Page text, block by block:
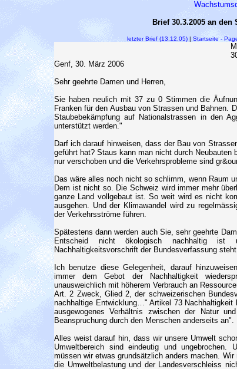
Brief 30.3.2005 an den
letzter Brief (13.12.05)| Startseite -
Genf, 30. März 2006
Sehr geehrte Damen und Herren,
Sie haben neulich mit 37 zu 0 Stimmen die
Franken für den Ausbau von Strassen und Bahnen.
Staubebekämpfung auf Nationalstrassen in den
unterstützt werden."
Darf ich darauf hinweisen, dass der Bau von
geführt hat? Staus kann man nicht durch
nur verschoben und die Verkehrsprobleme sind
Das wäre alles noch nicht so schlimm, wenn Raum
Dem ist nicht so. Die Schweiz wird immer mehr
ganze Land vollgebaut ist. So weit wird es nicht
ausgehen. Und der Klimawandel wird zu
der Verkehrsströme führen.
Spätestens dann werden auch Sie, sehr geehrte
Entscheid nicht ökologisch nachhaltig
Nachhaltigkeitsvorschrift der Bundesverfassung
Ich benutze diese Gelegenheit, darauf
immer dem Gebot der Nachhaltigkeit
unausweichlich mit höherem Verbrauch an
Art. 2 Zweck, Glied 2, der schweizerischen
nachhaltige Entwicklung…" Artikel 73
ausgewogenes Verhältnis zwischen der Natur
Beanspruchung durch den Menschen anderseits an".
Alles weist darauf hin, dass wir unsere Umwelt
Umweltbereich sind eindeutig und ungebrochen.
müssen wir etwas grundsätzlich anders machen.
die Umweltbelastung und der Landesverschleiss